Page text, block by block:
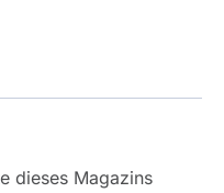
dieses Magazins